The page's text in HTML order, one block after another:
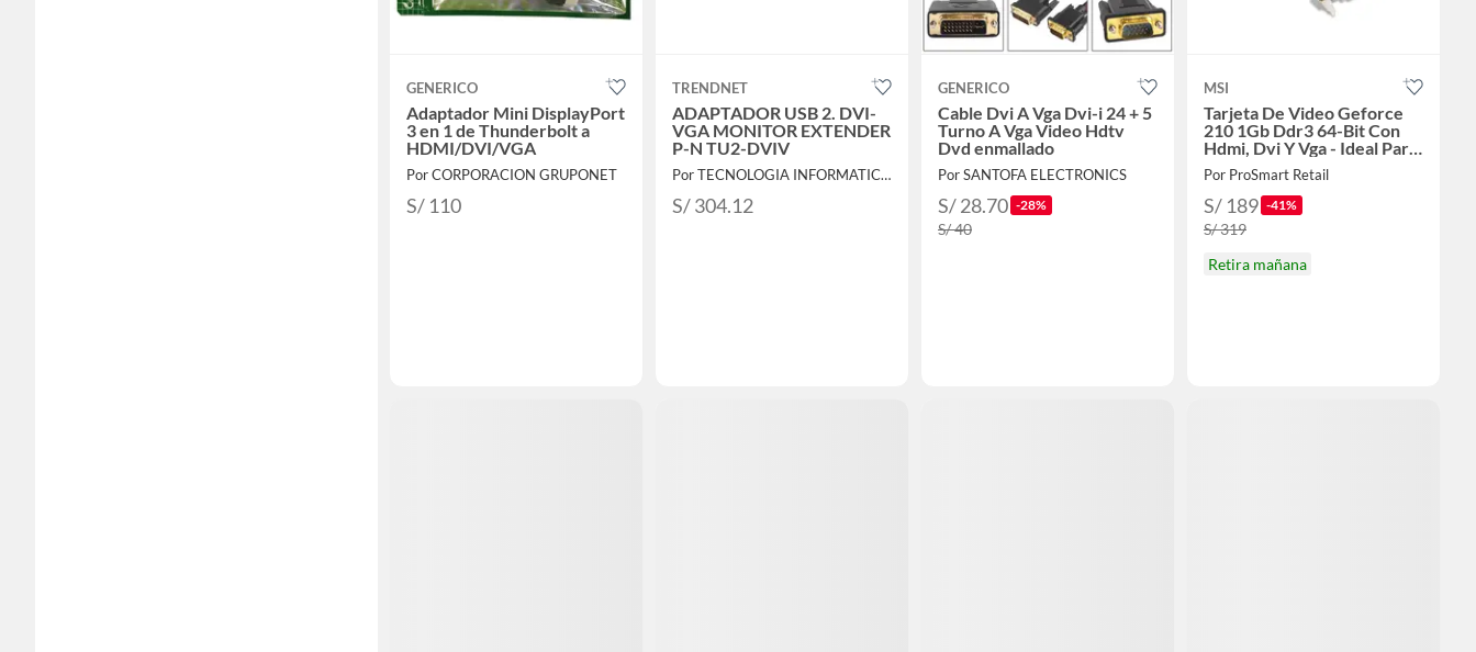
GENERICO
Adaptador Mini DisplayPort
3 en 1 de Thunderbolt a
HDMI/DVI/VGA
Por CORPORACION GRUPONET
S/ 110
TRENDNET
ADAPTADOR USB 2. DVI-
VGA MONITOR EXTENDER
P-N TU2-DVIV
Por TECNOLOGIA INFORMATICA Y CONSULTORIA
S/ 304.12
GENERICO
Cable Dvi A Vga Dvi-i 24 + 5
Turno A Vga Video Hdtv
Dvd enmallado
Por SANTOFA ELECTRONICS
S/ 28.70 -28%
S/ 40
MSI
Tarjeta De Video Geforce
210 1Gb Ddr3 64-Bit Con
Hdmi, Dvi Y Vga - Ideal Para
Juegos B
Por ProSmart Retail
S/ 189 -41%
S/ 319
Retira mañana